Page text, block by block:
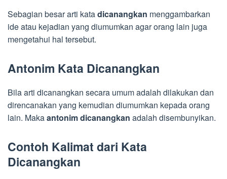
Sebagian besar arti katadicanangkan menggambarkan
ide atau kejadian yang diumumkan agar orang lain juga
mengetahui hal tersebut.
Antonim Kata Dicanangkan
Bila arti dicanangkan secara umum adalah dilakukan dan
direncanakan yang kemudian diumumkan kepada orang
lain. Makaantonim dicanangkan adalah disembunyikan.
Contoh Kalimat dari Kata
Dicanangkan